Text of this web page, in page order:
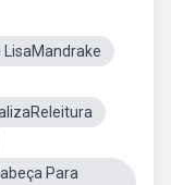
LisaMandrake
Para